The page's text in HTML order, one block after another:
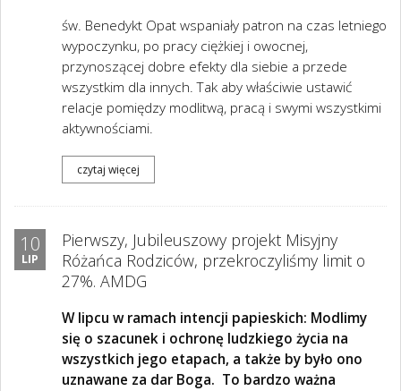
św. Benedykt Opat wspaniały patron na czas letniego
wypoczynku, po pracy ciężkiej i owocnej,
przynoszącej dobre efekty dla siebie a przede
wszystkim dla innych. Tak aby właściwie ustawić
relacje pomiędzy modlitwą, pracą i swymi wszystkimi
aktywnościami.
czytaj więcej
10
LIP
Pierwszy, Jubileuszowy projekt Misyjny
Różańca Rodziców, przekroczyliśmy limit o
27%. AMDG
W lipcu w ramach intencji papieskich: Modlimy
się o szacunek i ochronę ludzkiego życia na
wszystkich jego etapach, a także by było ono
uznawane za dar Boga. To bardzo ważna